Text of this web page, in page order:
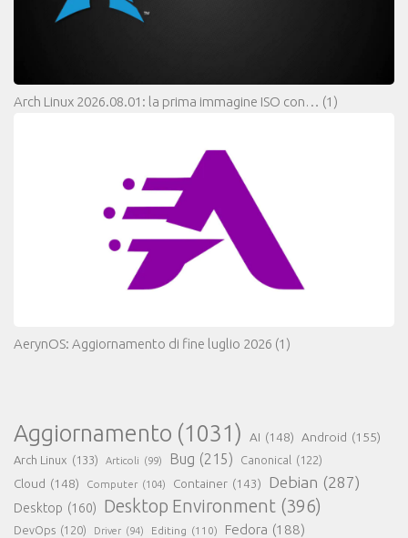
Arch Linux 2026.08.01: la prima immagine ISO con… (1)
AerynOS: Aggiornamento di fine luglio 2026 (1)
Aggiornamento (1031) AI (148) Android (155)
Arch Linux (133) Articoli (99) Bug (215) Canonical (122)
Cloud (148) Computer (104) Container (143) Debian (287)
Desktop (160) Desktop Environment (396)
DevOps (120) Driver (94) Editing (110) Fedora (188)